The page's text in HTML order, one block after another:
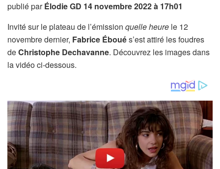
publié parÉlodie GD 14 novembre 2022 à 17h01
Invité sur le plateau de l’émission quelle heure le 12
novembre dernier, Fabrice Éboués’est attiré les foudres
deChristophe Dechavanne. Découvrez les images dans
la vidéo ci-dessous.